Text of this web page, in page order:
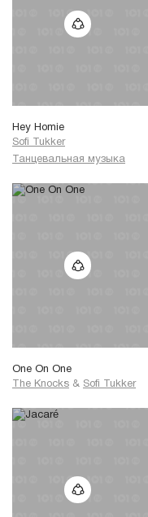
Hey Homie
Sofi Tukker
Танцевальная музыка
One On One
The Knocks & Sofi Tukker